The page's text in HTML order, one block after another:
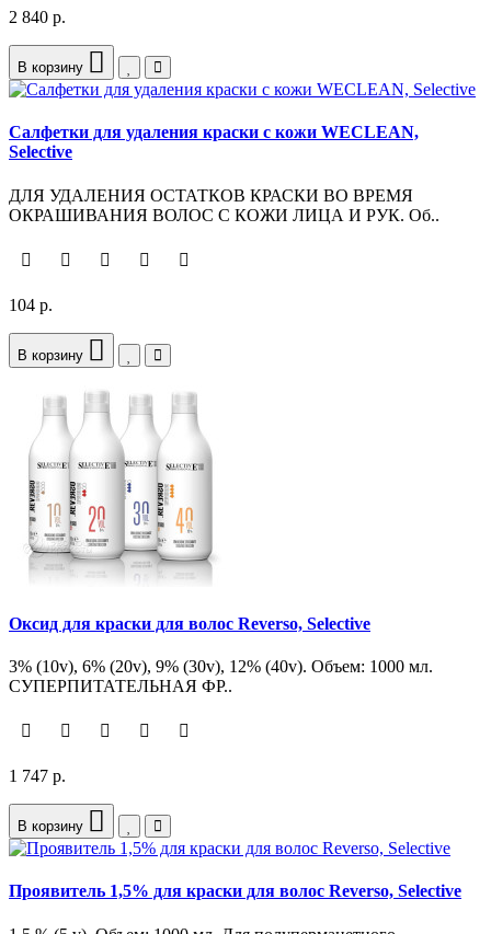
2 840 р.
В корзину
Салфетки для удаления краски с кожи WECLEAN,
Selective
ДЛЯ УДАЛЕНИЯ ОСТАТКОВ КРАСКИ ВО ВРЕМЯ
ОКРАШИВАНИЯ ВОЛОС С КОЖИ ЛИЦА И РУК. Об..
104 р.
В корзину
Оксид для краски для волос Reverso, Selective
3% (10v), 6% (20v), 9% (30v), 12% (40v). Объем: 1000 мл.
СУПЕРПИТАТЕЛЬНАЯ ФР..
1 747 р.
В корзину
Проявитель 1,5% для краски для волос Reverso, Selective